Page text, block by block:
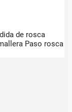
de rosca
Paso rosca